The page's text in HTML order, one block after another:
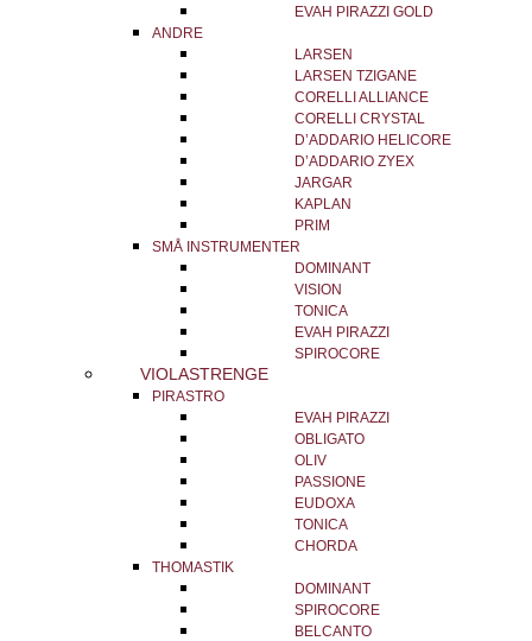
EVAH PIRAZZI GOLD
ANDRE
LARSEN
LARSEN TZIGANE
CORELLI ALLIANCE
CORELLI CRYSTAL
D’ADDARIO HELICORE
D’ADDARIO ZYEX
JARGAR
KAPLAN
PRIM
SMÅ INSTRUMENTER
DOMINANT
VISION
TONICA
EVAH PIRAZZI
SPIROCORE
VIOLASTRENGE
PIRASTRO
EVAH PIRAZZI
OBLIGATO
OLIV
PASSIONE
EUDOXA
TONICA
CHORDA
THOMASTIK
DOMINANT
SPIROCORE
BELCANTO